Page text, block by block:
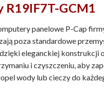
R19IF7T-GCM1
panelowe P-Cap
poza standardowe
eleganckiej konstrukcji
i czyszczeniu, aby
wody lub cieczy do